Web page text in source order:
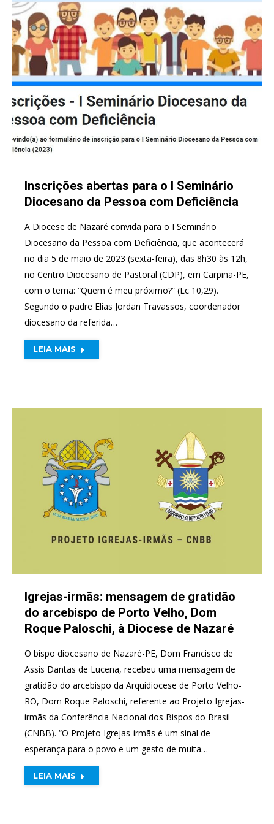
Inscrições abertas para o I Seminário
Diocesano da Pessoa com Deficiência
A Diocese de Nazaré convida para o I Seminário
Diocesano da Pessoa com Deficiência, que acontecerá
no dia 5 de maio de 2023 (sexta-feira), das 8h30 às 12h,
no Centro Diocesano de Pastoral (CDP), em Carpina-PE,
com o tema: “Quem é meu próximo?” (Lc 10,29).
Segundo o padre Elias Jordan Travassos, coordenador
diocesano da referida…
LEIA MAIS
Igrejas-irmãs: mensagem de gratidão
do arcebispo de Porto Velho, Dom
Roque Paloschi, à Diocese de Nazaré
O bispo diocesano de Nazaré-PE, Dom Francisco de
Assis Dantas de Lucena, recebeu uma mensagem de
gratidão do arcebispo da Arquidiocese de Porto Velho-
RO, Dom Roque Paloschi, referente ao Projeto Igrejas-
irmãs da Conferência Nacional dos Bispos do Brasil
(CNBB). “O Projeto Igrejas-irmãs é um sinal de
esperança para o povo e um gesto de muita…
LEIA MAIS